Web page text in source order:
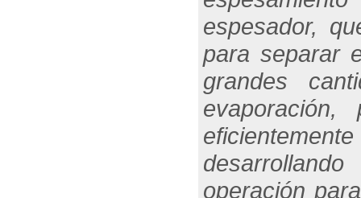
espesador,
para separar
grandes
operación